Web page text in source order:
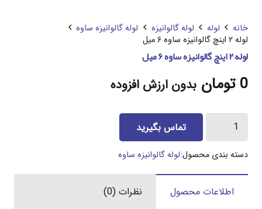
خانه لوله لوله گالوانیزه
لوله گالوانیزه ساوه
لوله ۲ اینچ گالوانیزه ساوه ۶ میل
لوله ۲ اینچ گالوانیزه ساوه ۶ میل
0 تومان بدون ارزش افزوده
لوله
اینچ
تماس بگیرید
دسته بندی محصول:لوله گالوانیزه ساوه
اطلاعات محصول نظرات (0)